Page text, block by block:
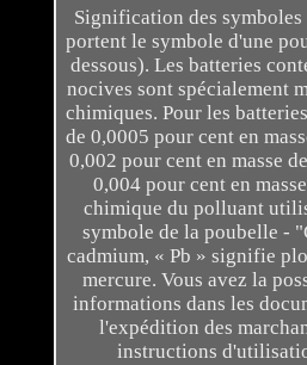
Signification des
portent le symbole d'une
dessous). Les batteries
nocives sont spécialement
chimiques. Pour les
de 0,0005 pour cent en
0,002 pour cent en masse
0,004 pour cent en
chimique du polluant
symbole de la poubelle -
cadmium, « Pb » signifie
mercure. Vous avez la
informations dans les
l'expédition des
instructions